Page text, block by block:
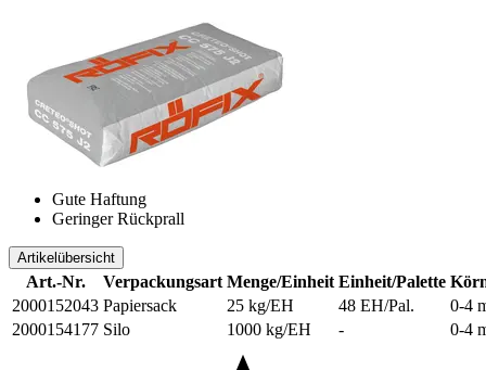
Gute Haftung
Geringer Rückprall
Artikelübersicht
Art.-Nr. Verpackungsart Menge/Einheit Einheit/Palette
2000152043 Papiersack 25 kg/EH 48 EH/Pal.
0-4
2000154177 Silo 1000 kg/EH - 0-4